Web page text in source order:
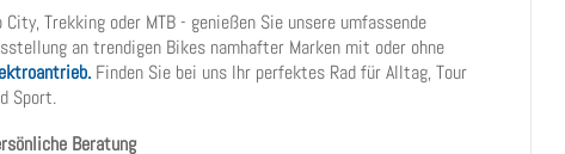
City, Trekking oder MTB - genießen Sie unsere umfassende
an trendigen Bikes namhafter Marken mit oder ohne
Finden Sie bei uns Ihr perfektes Rad für Alltag, Tour
Sport.
Beratung